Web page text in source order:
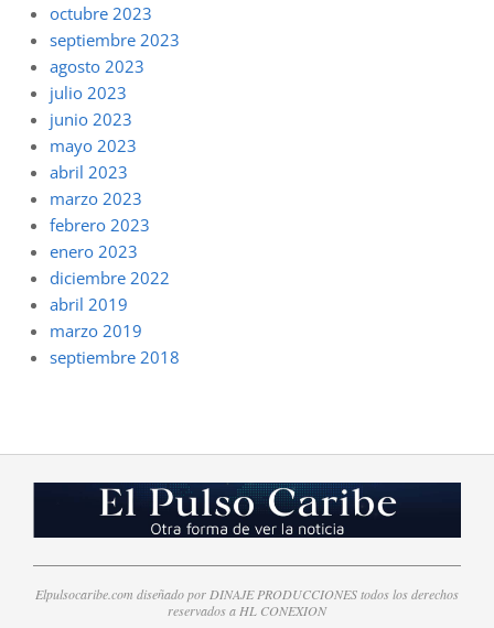
octubre 2023
septiembre 2023
agosto 2023
julio 2023
junio 2023
mayo 2023
abril 2023
marzo 2023
febrero 2023
enero 2023
diciembre 2022
abril 2019
marzo 2019
septiembre 2018
Elpulsocaribe.com diseñado por DINAJE PRODUCCIONES todos los derechos
reservados a HL CONEXION